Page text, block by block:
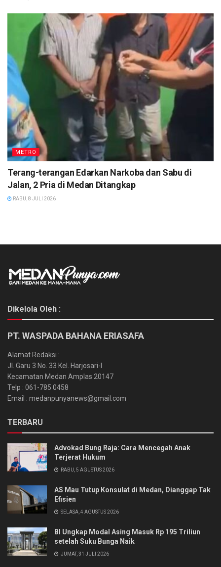
METRO
Terang-terangan Edarkan Narkoba dan Sabu di
Jalan, 2 Pria di Medan Ditangkap
RABU, 8 JULI 2026
Dikelola Oleh :
PT. WASPADA BAHANA ERIASAFA
Alamat Redaksi :
Jl. Garu 3 No. 33 Kel. Harjosari-I
Kecamatan Medan Amplas 20147
Telp : 061-785 0458
Email : medanpunyanews@gmail.com
TERBARU
Advokad Bung Raja: Cara Mencegah Anak
Terjerat Hukum
RABU, 5 AGUSTUS 2026
AS Mau Tutup Konsulat di Medan, Dianggap Tak
Efisien
SELASA, 4 AGUSTUS 2026
BI Ungkap Modal Asing Masuk Rp 195 Triliun
setelah Suku Bunga Naik
JUMAT, 31 JULI 2026